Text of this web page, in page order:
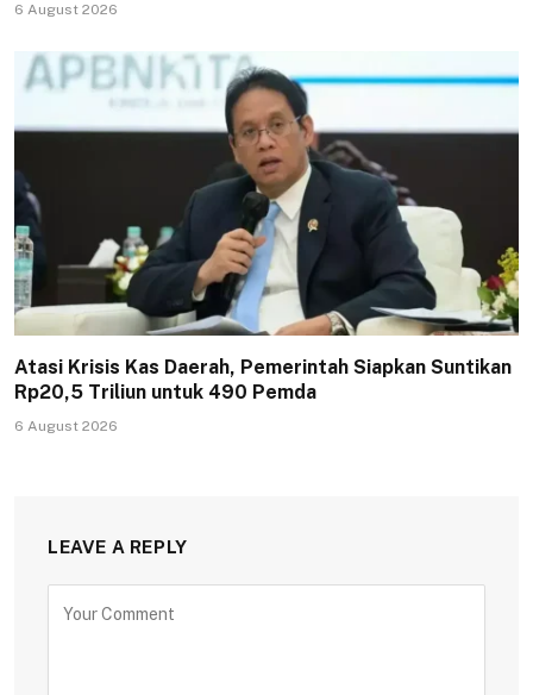
6 August 2026
Atasi Krisis Kas Daerah, Pemerintah Siapkan Suntikan
Rp20,5 Triliun untuk 490 Pemda
6 August 2026
LEAVE A REPLY